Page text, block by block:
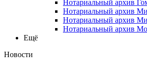
Нотариальный архив
Нотариальный архив
Нотариальный архив
Нотариальный архив
Ещё
Новости